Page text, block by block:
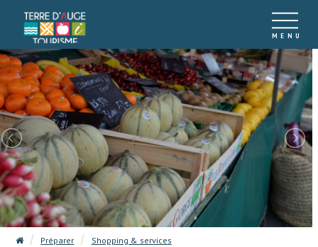
Préparer
Shopping & services